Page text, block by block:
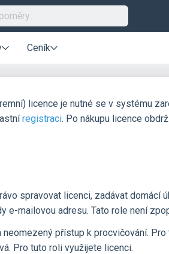
Ceník
licence je nutné se v systému
registraci. Po nákupu licence
spravovat licenci, zadávat domácí
e-mailovou adresu. Tato role není
přístup k procvičování.
Pro tuto roli využijete licenci.